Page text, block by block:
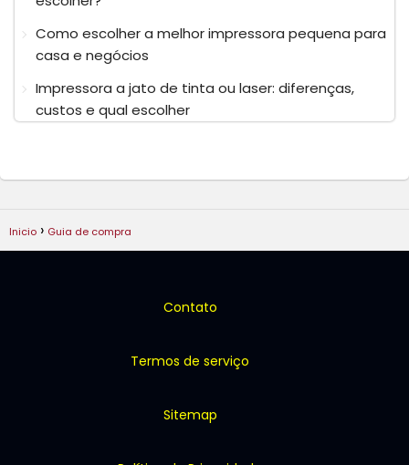
Como escolher a melhor impressora pequena para
casa e negócios
Impressora a jato de tinta ou laser: diferenças,
custos e qual escolher
Inicio Guia de compra
Contato
Termos de serviço
Sitemap